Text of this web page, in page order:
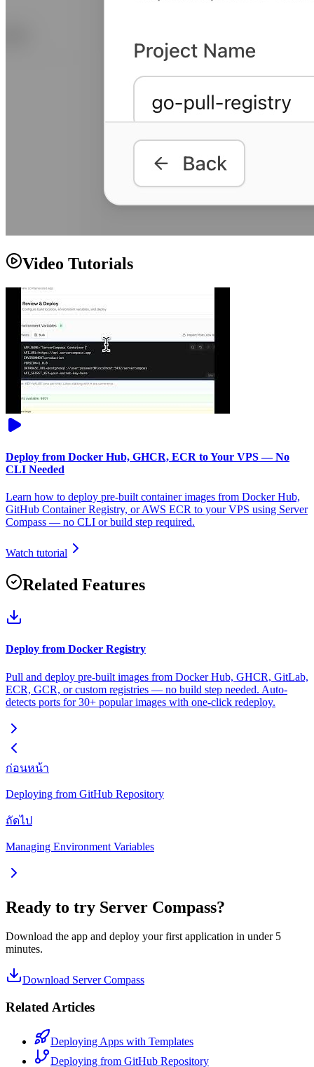
Video Tutorials
Deploy from Docker Hub, GHCR, ECR to Your VPS — No
CLI Needed
Learn how to deploy pre-built container images from Docker Hub,
GitHub Container Registry, or AWS ECR to your VPS using Server
Compass — no CLI or build step required.
Watch tutorial
Related Features
Deploy from Docker Registry
Pull and deploy pre-built images from Docker Hub, GHCR, GitLab,
ECR, GCR, or custom registries — no build step needed. Auto-
detects ports for 30+ popular images with one-click redeploy.
ก่อนหน้า
Deploying from GitHub Repository
ถัดไป
Managing Environment Variables
Ready to try Server Compass?
Download the app and deploy your first application in under 5
minutes.
Download Server Compass
Related Articles
Deploying Apps with Templates
Deploying from GitHub Repository